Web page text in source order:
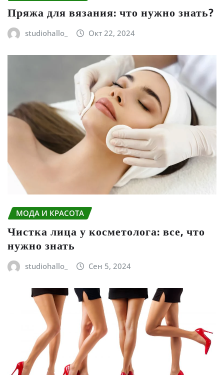
Пряжа для вязания: что нужно знать?
studiohallo_ Окт 22, 2024
МОДА И КРАСОТА
Чистка лица у косметолога: все, что
нужно знать
studiohallo_ Сен 5, 2024